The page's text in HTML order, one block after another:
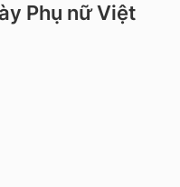
Phụ nữ Việt